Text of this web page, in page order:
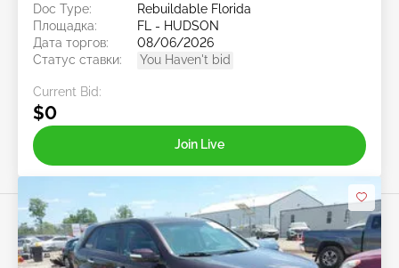
Doc Type:
Rebuildable Florida
Площадка:
FL - HUDSON
Дата торгов:
08/06/2026
Статус ставки:
You Haven't bid
Current Bid:
$0
Join Live